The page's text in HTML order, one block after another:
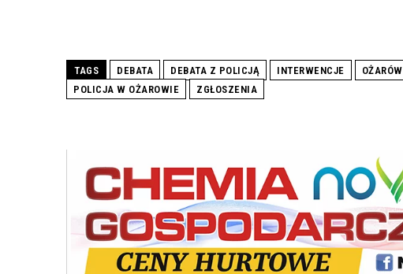
TAGS DEBATA DEBATA Z POLICJĄ INTERWENCJE OŻARÓW
POLICJA W OŻAROWIE
ZGŁOSZENIA